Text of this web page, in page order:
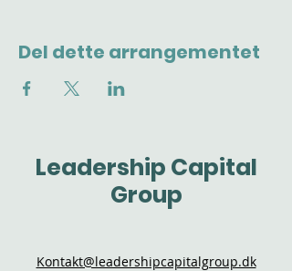
Del dette arrangementet
Leadership Capital
Group
Kontakt@leadershipcapitalgroup.dk